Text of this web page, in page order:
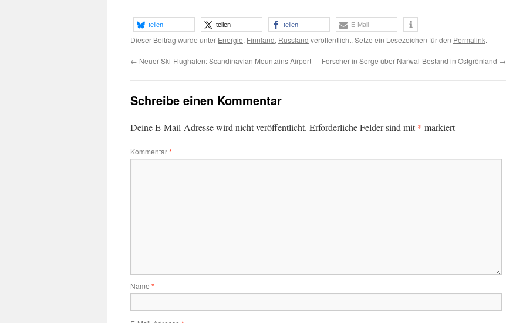
teilen teilen teilen E-Mail
Dieser Beitrag wurde unter Energie, Finnland, Russland veröffentlicht. Setze ein Lesezeichen für den Permalink.
← Neuer Ski-Flughafen: Scandinavian Mountains Airport Forscher in Sorge über Narwal-Bestand in Ostgrönland →
Schreibe einen Kommentar
Deine E-Mail-Adresse wird nicht veröffentlicht. Erforderliche Felder sind mit* markiert
Kommentar*
Name *